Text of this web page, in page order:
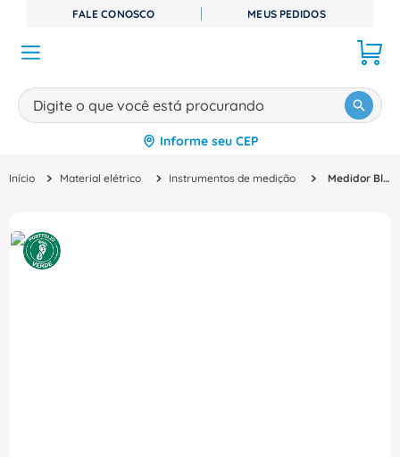
FALE CONOSCO MEUS PEDIDOS
Digite o que você está procurando
Informe seu CEP
Material elétrico Instrumentos de medição Medidor Bloco Presença Tensão 3,1-5,9Kv VPI62404 Schneider
TERMOS MAIS BUSCADOS
º disjuntor
3º